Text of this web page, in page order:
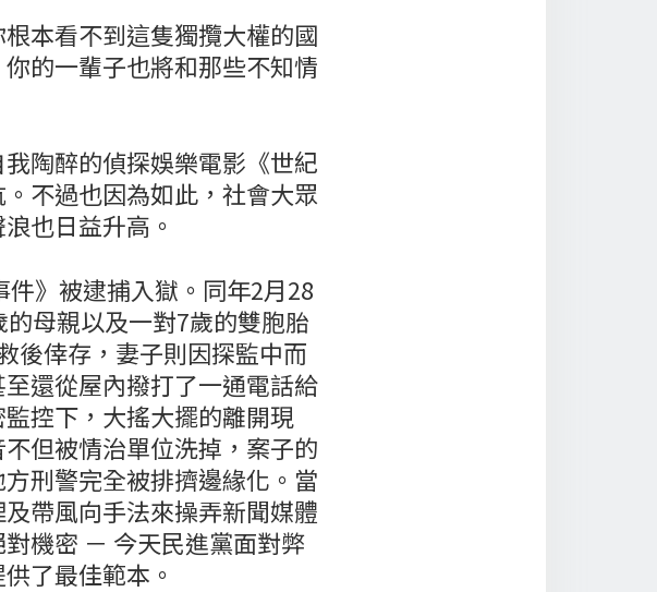
本看不到這隻獨攬大權的國
的一輩子也將和那些不知情
陶醉的偵探娛樂電影《世紀
不過也因為如此，社會大眾
也日益升高。
》被逮捕入獄。同年2月28
母親以及一對7歲的雙胞胎
後倖存，妻子則因探監中而
還從屋內撥打了一通電話給
控下，大搖大擺的離開現
但被情治單位洗掉，案子的
刑警完全被排擠邊緣化。當
帶風向手法來操弄新聞媒體
機密 － 今天民進黨面對弊
了最佳範本。